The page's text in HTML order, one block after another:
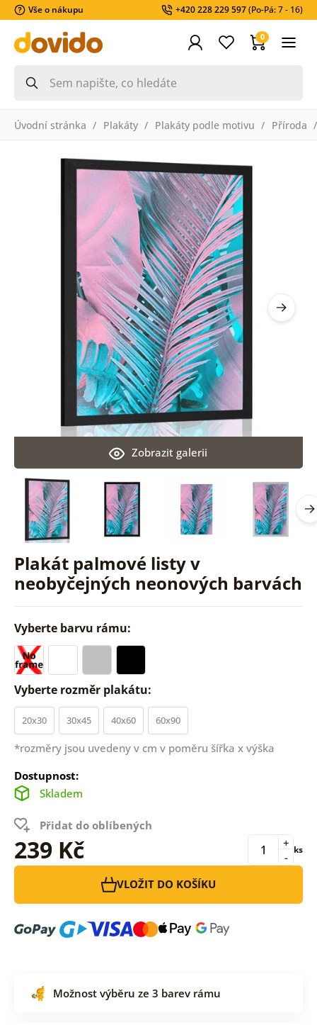
Vše o nákupu +420 228 229 597(Po-Pá: 7 - 16)
0
Úvodní stránka Plakáty Plakáty podle motivu Příroda
Plakát palmové listy v
neobyčejných neonových barvách
Zobrazit galerii
Vyberte barvu rámu:
Vyberte rozměr plakátu:
20x30 30x45 40x60 60x90
*rozměry jsou uvedeny v cm v poměru šířka x výška
Dostupnost:
Skladem
Přidat do oblíbených
239 Kč -
+ ks
VLOŽIT DO KOŠÍKU
Možnost výběru ze 3 barev rámu